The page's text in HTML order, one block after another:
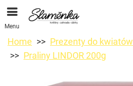
Menu
Home
Prezenty do kwiatów
Praliny LINDOR 200g